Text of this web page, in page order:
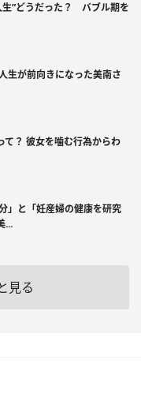
生”どうだった？ バブル期を
生が前向きになった美南さ
て？ 彼女を噛む行為からわ
」と「妊産婦の健康を研究
...
見る